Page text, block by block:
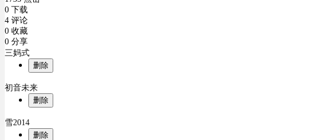
0 下载
4 评论
0 收藏
0 分享
三妈式
删除
初音未来
删除
雪2014
删除